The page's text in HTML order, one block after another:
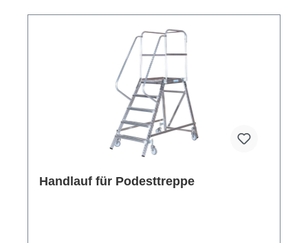
Handlauf für Podesttreppe